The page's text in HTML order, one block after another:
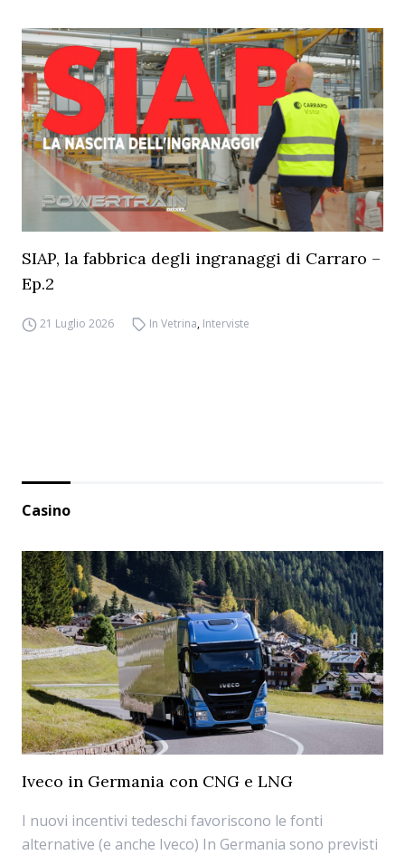
SIAP, la fabbrica degli ingranaggi di Carraro –
Ep.2
21 Luglio 2026 In Vetrina, Interviste
Casino
Iveco in Germania con CNG e LNG
I nuovi incentivi tedeschi favoriscono le fonti
alternative (e anche Iveco) In Germania sono previsti